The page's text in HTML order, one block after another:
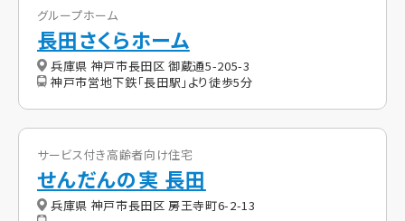
グループホーム
長田さくらホーム
兵庫県 神戸市長田区 御蔵通5-205-3
神戸市営地下鉄「長田駅」より徒歩5分
サービス付き高齢者向け住宅
せんだんの実 長田
兵庫県 神戸市長田区 房王寺町6-2-13